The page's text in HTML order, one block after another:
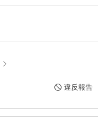
違反報告